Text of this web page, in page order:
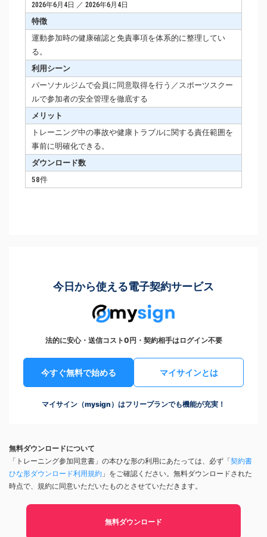
2026年6月4日 ／ 2026年6月4日
特徴
運動参加時の健康確認と免責事項を体系的に整理してい
る。
利用シーン
パーソナルジムで会員に同意取得を行う／スポーツスクー
ルで参加者の安全管理を徹底する
メリット
トレーニング中の事故や健康トラブルに関する責任範囲を
事前に明確化できる。
ダウンロード数
58件
今日から使える電子契約サービス
法的に安心・送信コスト0円・契約相手はログイン不要
今すぐ無料で始める マイサインとは
マイサイン（mysign）はフリープランでも機能が充実！
無料ダウンロードについて
「トレーニング参加同意書」の本ひな形の利用にあたっては、必ず「契約書
ひな形ダウンロード利用規約 」をご確認ください。無料ダウンロードされた
時点で、規約に同意いただいたものとさせていただきます。
無料ダウンロード